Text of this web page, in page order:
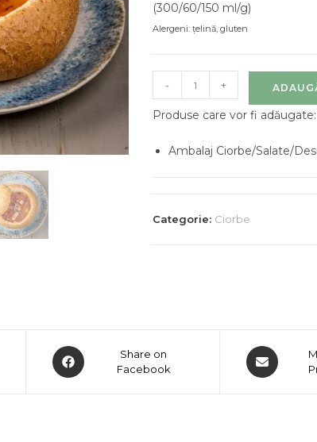
(300/60/150 ml/g)
Alergeni: țelină, gluten
- +
Produse care vor fi adăugate:
Ambalaj Ciorbe/Salate/
Categorie: Ciorbe
Share on
Facebook